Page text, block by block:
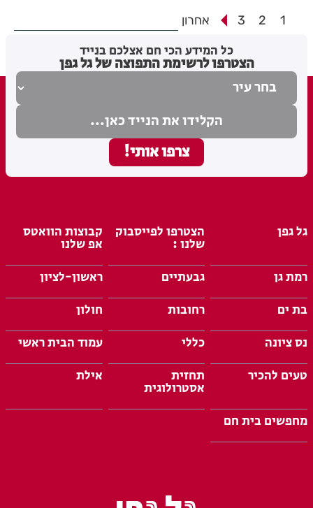
1
2
3 אחרון
כל המידע הכי חם אצלכם בנייד
הצטרפו לרשימת התפוצה של גל גפן
גל גפן הצטרפו לפייסבוק
שלנו :
קבוצות הוואטס
אפ שלנו
רמת גן
גבעתיים
ראשון-לציון
בת ים
רחובות
חולון
נס ציונה
כללי
עמוד הבית ראשי
טעים להכיר
תחזית
אסטרולוגית
אילת
מחפשים בית חם